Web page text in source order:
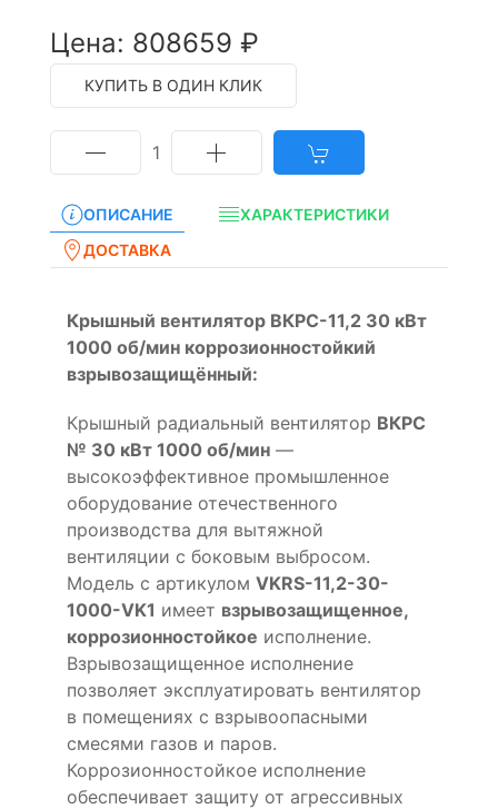
Цена: 808659 ₽
КУПИТЬ В ОДИН КЛИК
1
ОПИСАНИЕ
ХАРАКТЕРИСТИКИ
ДОСТАВКА
Крышный вентилятор ВКРС-11,2 30 кВт
1000 об/мин коррозионностойкий
взрывозащищённый:
Крышный радиальный вентилятор ВКРС
№ 30 кВт 1000 об/мин —
высокоэффективное промышленное
оборудование отечественного
производства для вытяжной
вентиляции с боковым выбросом.
Модель с артикулом VKRS-11,2-30-
1000-VK1 имеет взрывозащищенное,
коррозионностойкое исполнение.
Взрывозащищенное исполнение
позволяет эксплуатировать вентилятор
в помещениях с взрывоопасными
смесями газов и паров.
Коррозионностойкое исполнение
обеспечивает защиту от агрессивных